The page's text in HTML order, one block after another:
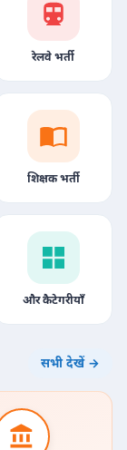
रेलवे भर्ती
शिक्षक भर्ती
और कैटेगरीयाँ
सभी देखें →